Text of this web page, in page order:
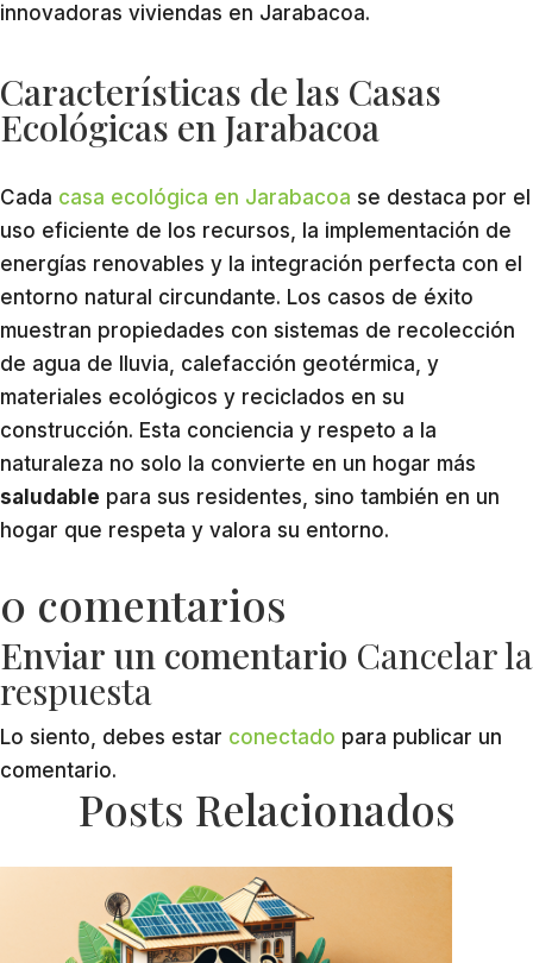
innovadoras viviendas en Jarabacoa.
Características de las Casas
Ecológicas en Jarabacoa
Cada casa ecológica en Jarabacoa se destaca por el
uso eficiente de los recursos, la implementación de
energías renovables y la integración perfecta con el
entorno natural circundante. Los casos de éxito
muestran propiedades con sistemas de recolección
de agua de lluvia, calefacción geotérmica, y
materiales ecológicos y reciclados en su
construcción. Esta conciencia y respeto a la
naturaleza no solo la convierte en un hogar más
saludable para sus residentes, sino también en un
hogar que respeta y valora su entorno.
0 comentarios
Enviar un comentario Cancelar la
respuesta
Lo siento, debes estar conectado para publicar un
comentario.
Posts Relacionados